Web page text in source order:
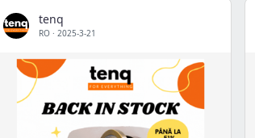
tenq
RO · 2025-3-21